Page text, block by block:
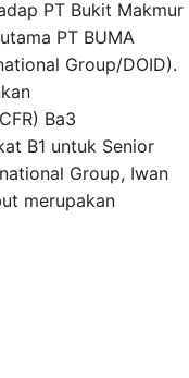
PT Bukit Makmur
PT BUMA
Group/DOID).
Ba3
B1 untuk Senior
Group, Iwan
merupakan